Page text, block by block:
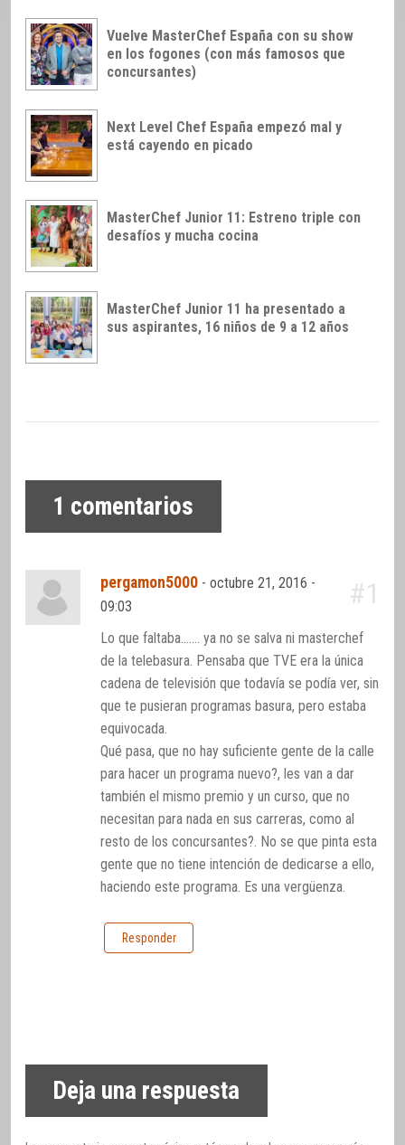
Vuelve MasterChef España con su show
en los fogones (con más famosos que
concursantes)
Next Level Chef España empezó mal y
está cayendo en picado
MasterChef Junior 11: Estreno triple con
desafíos y mucha cocina
MasterChef Junior 11 ha presentado a
sus aspirantes, 16 niños de 9 a 12 años
1 comentarios
pergamon5000 -octubre 21, 2016 -
09:03
#1
Lo que faltaba……. ya no se salva ni masterchef
de la telebasura. Pensaba que TVE era la única
cadena de televisión que todavía se podía ver, sin
que te pusieran programas basura, pero estaba
equivocada.
Qué pasa, que no hay suficiente gente de la calle
para hacer un programa nuevo?, les van a dar
también el mismo premio y un curso, que no
necesitan para nada en sus carreras, como al
resto de los concursantes?. No se que pinta esta
gente que no tiene intención de dedicarse a ello,
haciendo este programa. Es una vergüenza.
Responder
Deja una respuesta